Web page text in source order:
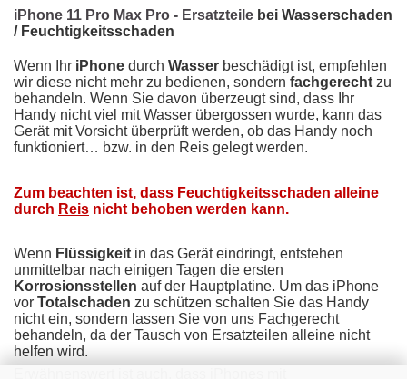
iPhone 11 Pro Max Pro - Ersatzteile bei Wasserschaden
/ Feuchtigkeitsschaden
Wenn Ihr iPhone durch Wasser beschädigt ist, empfehlen
wir diese nicht mehr zu bedienen, sondern fachgerecht zu
behandeln. Wenn Sie davon überzeugt sind, dass Ihr
Handy nicht viel mit Wasser übergossen wurde, kann das
Gerät mit Vorsicht überprüft werden, ob das Handy noch
funktioniert… bzw. in den Reis gelegt werden.
Zum beachten ist, dass Feuchtigkeitsschaden alleine
durch Reis nicht behoben werden kann.
Wenn Flüssigkeit in das Gerät eindringt, entstehen
unmittelbar nach einigen Tagen die ersten
Korrosionsstellen auf der Hauptplatine. Um das iPhone
vor Totalschaden zu schützen schalten Sie das Handy
nicht ein, sondern lassen Sie von uns Fachgerecht
behandeln, da der Tausch von Ersatzteilen alleine nicht
helfen wird.